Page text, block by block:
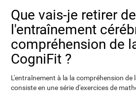
Que vais-je retirer de
l'entraînement
compréhension de
CogniFit ?
L'entraînement à la la compréhension de
consiste en une série d'exercices de